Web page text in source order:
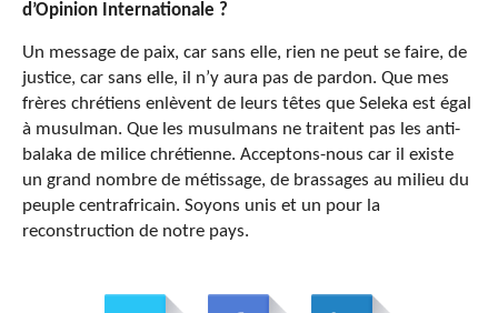
d’Opinion Internationale ?
Un message de paix, car sans elle, rien ne peut se faire, de
justice, car sans elle, il n’y aura pas de pardon. Que mes
frères chrétiens enlèvent de leurs têtes que Seleka est égal
à musulman. Que les musulmans ne traitent pas les anti-
balaka de milice chrétienne. Acceptons-nous car il existe
un grand nombre de métissage, de brassages au milieu du
peuple centrafricain. Soyons unis et un pour la
reconstruction de notre pays.